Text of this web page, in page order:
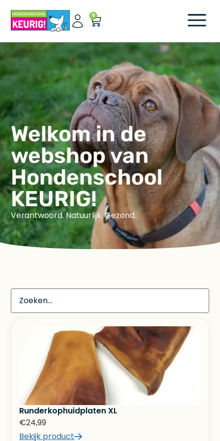
0
Welkom in de
webshop van
Hondenschool
KEURIG!
Verantwoord. Natuurlijk. Gezond.
Runderkophuidplaten XL
€24,99
Bekijk product